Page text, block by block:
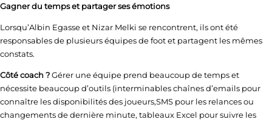
Gagner du temps et partager ses émotions
Lorsqu’Albin Egasse et Nizar Melki se rencontrent, ils ont été
responsables de plusieurs équipes de foot et partagent les mêmes
constats.
Côté coach ?Gérer une équipe prend beaucoup de temps et
nécessite beaucoup d’outils (interminables chaînes d’emails pour
connaître les disponibilités des joueurs,SMS pour les relances ou
changements de dernière minute, tableaux Excel pour suivre les